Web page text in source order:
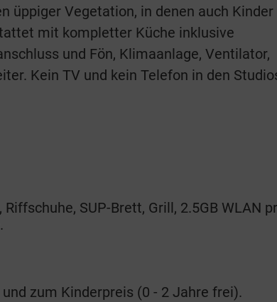
üppiger Vegetation, in denen auch Kinder
mit kompletter Küche inklusive
und Fön, Klimaanlage, Ventilator,
Kein TV und kein Telefon in den
SUP-Brett, Grill, 2.5GB WLAN
zum Kinderpreis (0 - 2 Jahre frei).